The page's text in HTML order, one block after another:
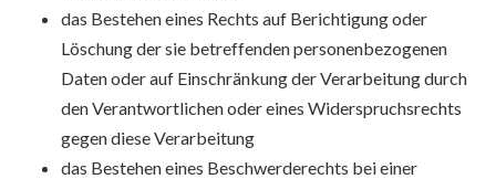
das Bestehen eines Rechts auf Berichtigung oder
Löschung der sie betreffenden personenbezogenen
Daten oder auf Einschränkung der Verarbeitung durch
den Verantwortlichen oder eines Widerspruchsrechts
gegen diese Verarbeitung
das Bestehen eines Beschwerderechts bei einer